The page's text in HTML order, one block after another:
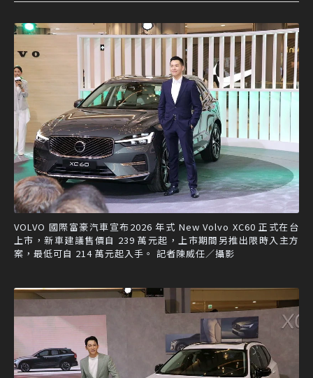
VOLVO 國際富豪汽車宣布2026 年式 New Volvo XC60 正式在台
上市，新車建議售價自 239 萬元起，上市期間另推出限時入主方
案，最低可自 214 萬元起入手。 記者陳威任／攝影